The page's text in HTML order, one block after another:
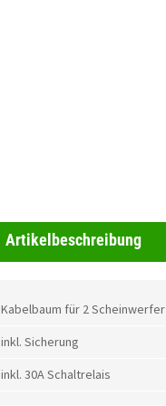
Artikelbeschreibung
Kabelbaum für 2 Scheinwerfer
inkl. Sicherung
inkl. 30A Schaltrelais